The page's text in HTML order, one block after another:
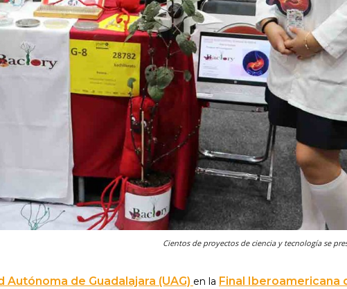
Cientos de proyectos de ciencia y tecnología se
Autónoma de Guadalajara (UAG) en la Final Iberoamericana